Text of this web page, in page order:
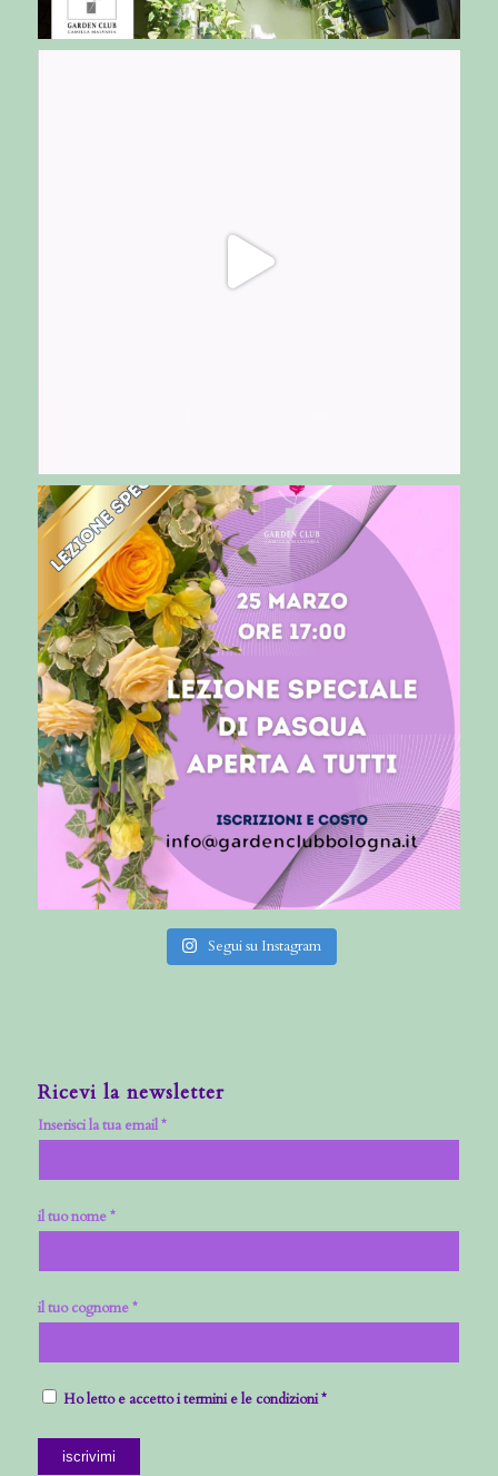
Segui su Instagram
Ricevi la newsletter
Inserisci la tua email *
il tuo nome *
il tuo cognome *
Ho letto e accetto i termini e le condizioni *